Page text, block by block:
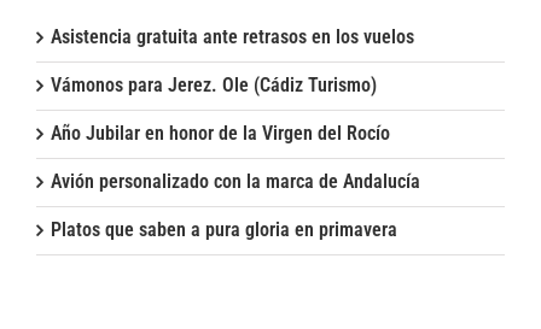
Asistencia gratuita ante retrasos en los vuelos
Vámonos para Jerez. Ole (Cádiz Turismo)
Año Jubilar en honor de la Virgen del Rocío
Avión personalizado con la marca de Andalucía
Platos que saben a pura gloria en primavera